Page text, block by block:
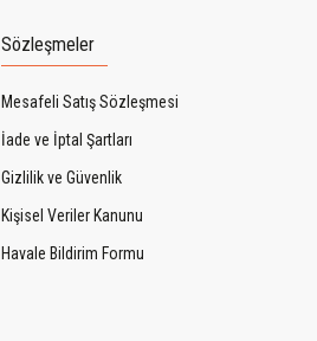
Sözleşmeler
Mesafeli Satış Sözleşmesi
İade ve İptal Şartları
Gizlilik ve Güvenlik
Kişisel Veriler Kanunu
Havale Bildirim Formu